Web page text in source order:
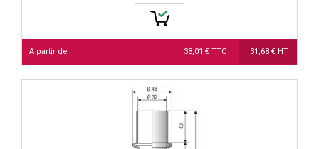
A partir de 38,01 € TTC 31,68 € HT